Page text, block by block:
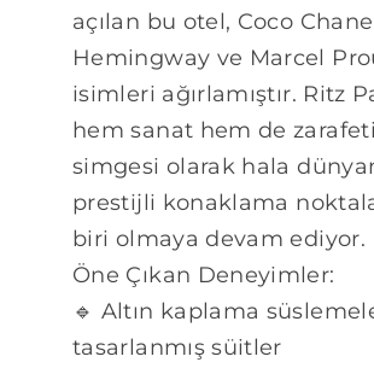
açılan bu otel, Coco
Hemingway ve Marcel
isimleri ağırlamıştır. Ritz
hem sanat hem de
simgesi olarak hala
prestijli konaklama
biri olmaya devam ediyor.
Öne Çıkan Deneyimler:
🔹 Altın kaplama
tasarlanmış süitler